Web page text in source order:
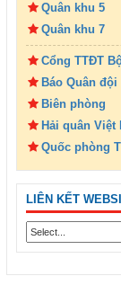
Quân khu 5
Quân khu 7
Cổng TTĐT
Báo Quân
Biên phòng
Hải quân Việt
Quốc phòng
LIÊN KẾT